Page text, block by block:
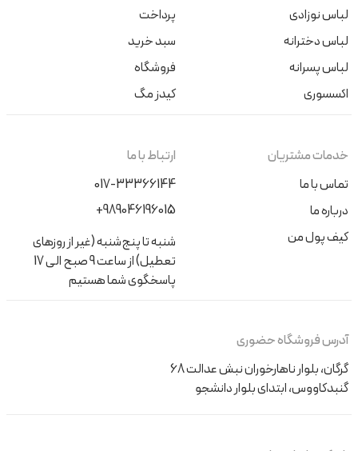
لباس نوزادی
لباس دخترانه
لباس پسرانه
اکسسوری
پرداخت
سبد خرید
فروشگاه
کیدز مگ
خدمات مشتریان
تماس با ما
درباره ما
کیف پول من
ارتباط با ما
017-33366144
+989046196015
شنبه تا پنج‌شنبه (غیر از روزهای
تعطیل) از ساعت 9 صبح الی 17
پاسخگوی شما هستیم
آدرس فروشگاه حضوری
گرگان، بلوار ناهارخوران نبش عدالت 68
گنبدکاووس، ابتدای بلوار دانشجو